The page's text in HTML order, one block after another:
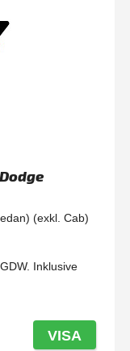
(exkl. Cab)
Inklusive
VISA